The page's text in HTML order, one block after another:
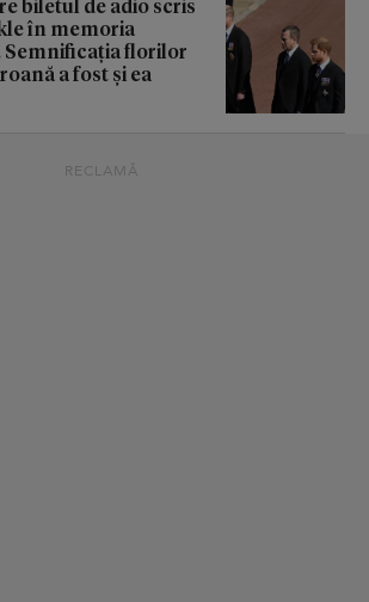
în memoria
florilor
a fost și ea
RECLAMĂ